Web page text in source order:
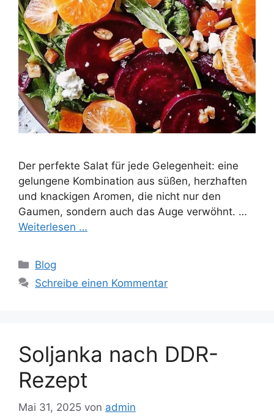
Der perfekte Salat für jede Gelegenheit: eine
gelungene Kombination aus süßen, herzhaften
und knackigen Aromen, die nicht nur den
Gaumen, sondern auch das Auge verwöhnt. …
Weiterlesen …
Kategorien
Blog
Schreibe einen Kommentar
Soljanka nach DDR-
Rezept
Mai 31, 2025 von admin